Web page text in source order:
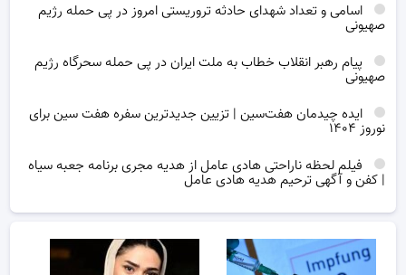
اسامی و تعداد شهدای حادثه تروریستی امروز در پی حمله رژیم
صهیونی
پیام رهبر انقلاب خطاب به ملت ایران در پی حمله سحرگاه رژیم
صهیونی
ایده چیدمان هفت‌سین | تزیین جدیدترین سفره هفت سین برای
نوروز ۱۴۰۴
فیلم لحظه ناراحتی هادی عامل از هدیه مجری برنامه جعبه سیاه
| کفن و آگهی ترحیم هدیه هادی عامل